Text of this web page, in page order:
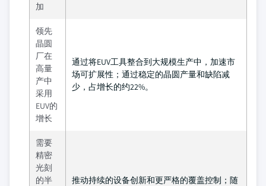
加
领先
晶圆
厂在
高量
产中
采用
EUV的
增长
通过将EUV工具整合到大规模生产中，加速市
场可扩展性；通过稳定的晶圆产量和缺陷减
少，占增长的约22%。
需要
精密
光刻
的半
推动持续的设备创新和更严格的覆盖控制；随